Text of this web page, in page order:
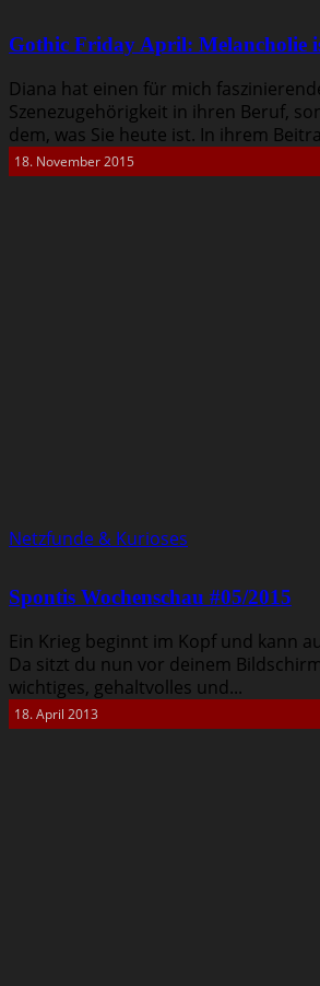
Gothic Friday April: Melancholie
Diana hat einen für mich
Szenezugehörigkeit in ihren Beruf,
dem, was Sie heute ist. In ihrem
18. November 2015
Netzfunde & Kurioses
Spontis Wochenschau #05/2015
Ein Krieg beginnt im Kopf und kann
Da sitzt du nun vor deinem
wichtiges, gehaltvolles und...
18. April 2013